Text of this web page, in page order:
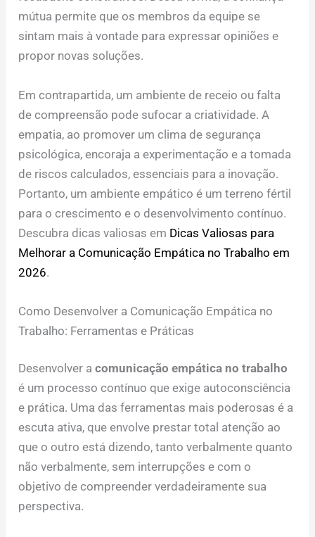
mútua permite que os membros da equipe se
sintam mais à vontade para expressar opiniões e
propor novas soluções.
Em contrapartida, um ambiente de receio ou falta
de compreensão pode sufocar a criatividade. A
empatia, ao promover um clima de segurança
psicológica, encoraja a experimentação e a tomada
de riscos calculados, essenciais para a inovação.
Portanto, um ambiente empático é um terreno fértil
para o crescimento e o desenvolvimento contínuo.
Descubra dicas valiosas em Dicas Valiosas para
Melhorar a Comunicação Empática no Trabalho em
2026.
Como Desenvolver a Comunicação Empática no
Trabalho: Ferramentas e Práticas
Desenvolver acomunicação empática no trabalho
é um processo contínuo que exige autoconsciência
e prática. Uma das ferramentas mais poderosas é a
escuta ativa, que envolve prestar total atenção ao
que o outro está dizendo, tanto verbalmente quanto
não verbalmente, sem interrupções e com o
objetivo de compreender verdadeiramente sua
perspectiva.